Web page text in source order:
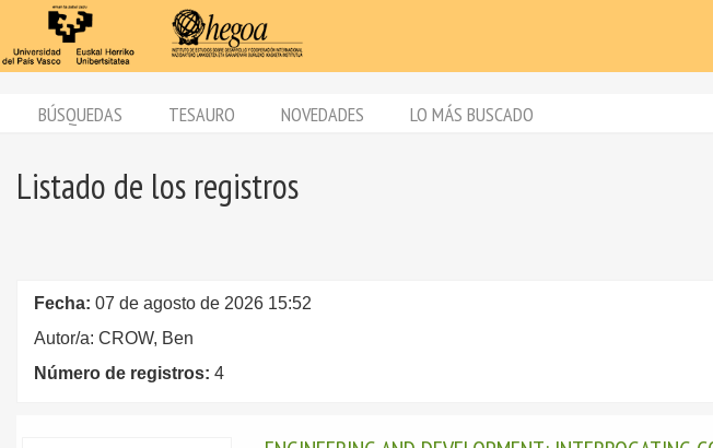
BÚSQUEDAS TESAURO NOVEDADES LO MÁS BUSCADO
Listado de los registros
Fecha: 07 de agosto de 2026 15:52
Autor/a: CROW, Ben
Número de registros: 4